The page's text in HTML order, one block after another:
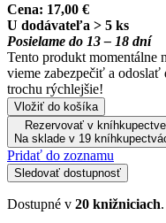
Cena: 17,00 €
U dodávateľa > 5 ks
Posielame do 13 – 18 dní
Tento produkt momentálne
vieme zabezpečiť a odoslať
trochu rýchlejšie!
Vložiť do košíka
Rezervovať v kníhkupectve
Na sklade v 19
Pridať do zoznamu
Sledovať dostupnosť
Dostupné v 20 knižniciach.